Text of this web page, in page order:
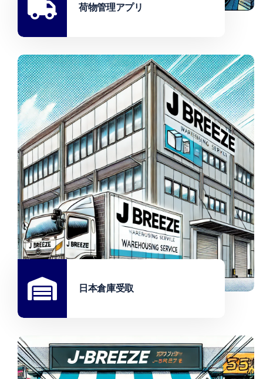
荷物管理アプリ
日本倉庫受取